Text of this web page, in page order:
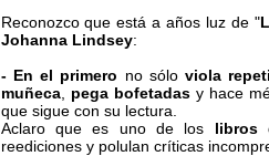
Reconozco que está a años luz de "
Johanna Lindsey:
- En el primero no sólo viola
muñeca, pega bofetadasy hace
que sigue con su lectura.
Aclaro que es uno de los libros
reediciones y polulan